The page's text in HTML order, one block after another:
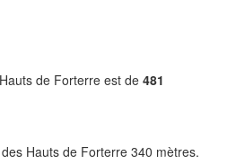
de Forterre est de 481
Hauts de Forterre 340 mètres.